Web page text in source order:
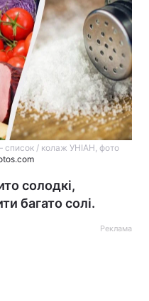
список / колаж УНІАН, фото
солодкі,
багато солі.
Реклама